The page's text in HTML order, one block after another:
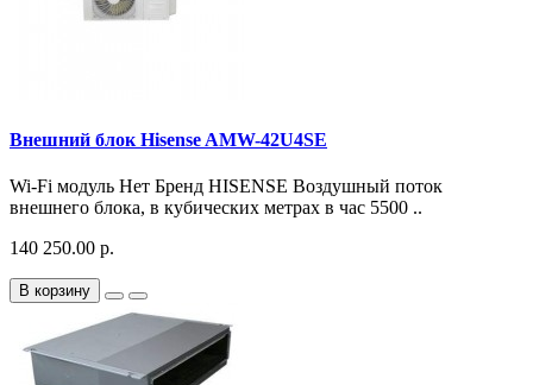
Внешний блок Hisense AMW-42U4SE
Wi-Fi модуль Нет Бренд HISENSE Воздушный поток
внешнего блока, в кубических метрах в час 5500 ..
140 250.00 р.
В корзину